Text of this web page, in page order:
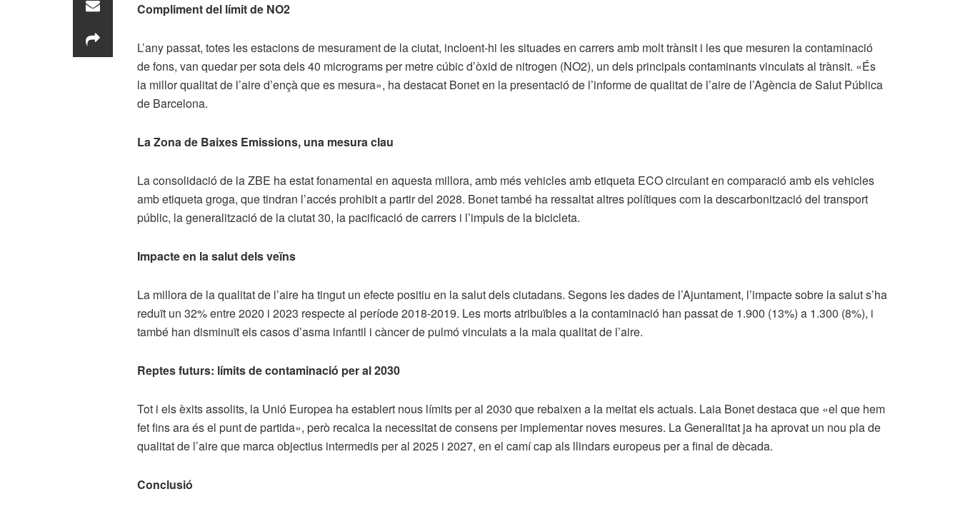
Compliment del límit de NO2
L’any passat, totes les estacions de mesurament de la ciutat, incloent-hi les situades en carrers amb molt trànsit i les que mesuren la contaminació
de fons, van quedar per sota dels 40 micrograms per metre cúbic d’òxid de nitrogen (NO2), un dels principals contaminants vinculats al trànsit. «És
la millor qualitat de l’aire d’ençà que es mesura», ha destacat Bonet en la presentació de l’informe de qualitat de l’aire de l’Agència de Salut Pública
de Barcelona.
La Zona de Baixes Emissions, una mesura clau
La consolidació de la ZBE ha estat fonamental en aquesta millora, amb més vehicles amb etiqueta ECO circulant en comparació amb els vehicles
amb etiqueta groga, que tindran l’accés prohibit a partir del 2028. Bonet també ha ressaltat altres polítiques com la descarbonització del transport
públic, la generalització de la ciutat 30, la pacificació de carrers i l’impuls de la bicicleta.
Impacte en la salut dels veïns
La millora de la qualitat de l’aire ha tingut un efecte positiu en la salut dels ciutadans. Segons les dades de l’Ajuntament, l’impacte sobre la salut s’ha
reduït un 32% entre 2020 i 2023 respecte al període 2018-2019. Les morts atribuïbles a la contaminació han passat de 1.900 (13%) a 1.300 (8%), i
també han disminuït els casos d’asma infantil i càncer de pulmó vinculats a la mala qualitat de l’aire.
Reptes futurs: límits de contaminació per al 2030
Tot i els èxits assolits, la Unió Europea ha establert nous límits per al 2030 que rebaixen a la meitat els actuals. Laia Bonet destaca que «el que hem
fet fins ara és el punt de partida», però recalca la necessitat de consens per implementar noves mesures. La Generalitat ja ha aprovat un nou pla de
qualitat de l’aire que marca objectius intermedis per al 2025 i 2027, en el camí cap als llindars europeus per a final de dècada.
Conclusió